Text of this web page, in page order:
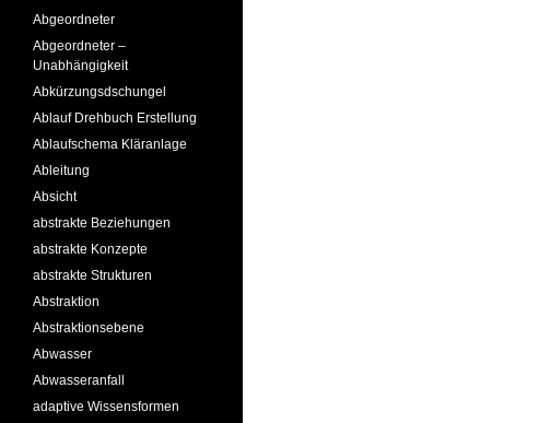
Abgeordneter
Abgeordneter –
Unabhängigkeit
Abkürzungsdschungel
Ablauf Drehbuch Erstellung
Ablaufschema Kläranlage
Ableitung
Absicht
abstrakte Beziehungen
abstrakte Konzepte
abstrakte Strukturen
Abstraktion
Abstraktionsebene
Abwasser
Abwasseranfall
adaptive Wissensformen